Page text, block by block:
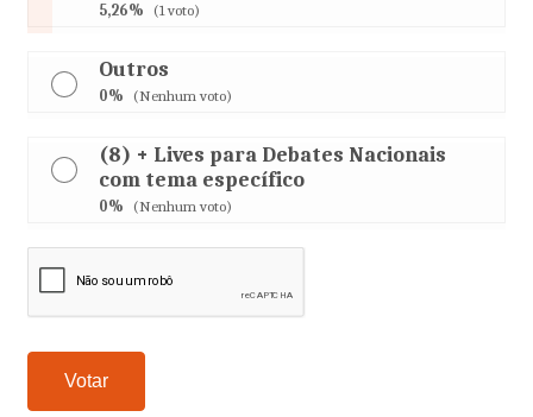
5,26% (1 voto)
Outros
0% (Nenhum voto)
(8) + Lives para Debates Nacionais
com tema específico
0% (Nenhum voto)